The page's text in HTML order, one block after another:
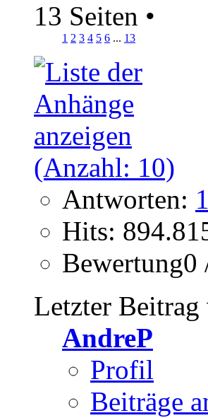
13 Seiten •
1 2 3 4 5 6 ... 13
Antworten:
Hits:
Bewertung0
Letzter Beitrag
AndreP
Profil
Beiträge